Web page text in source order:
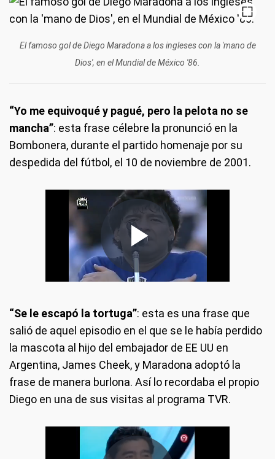
El famoso gol de Diego Maradona a los ingleses con la 'mano de
Dios', en el Mundial de México '86.
“Yo me equivoqué y pagué, pero la pelota no se
mancha”: esta frase célebre la pronunció en la
Bombonera, durante el partido homenaje por su
despedida del fútbol, el 10 de noviembre de 2001.
“Se le escapó la tortuga”: esta es una frase que
salió de aquel episodio en el que se le había perdido
la mascota al hijo del embajador de EE UU en
Argentina, James Cheek, y Maradona adoptó la
frase de manera burlona. Así lo recordaba el propio
Diego en una de sus visitas al programa TVR.